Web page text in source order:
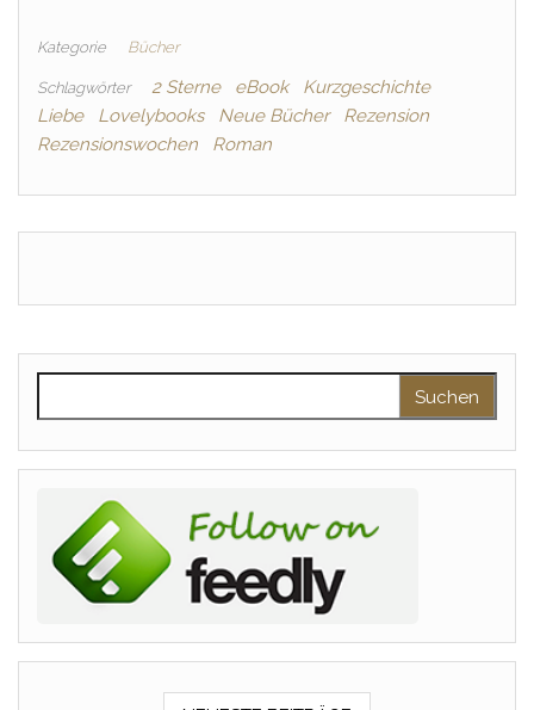
Kategorie Bücher
Schlagwörter 2 Sterne eBook
Kurzgeschichte
Liebe
Lovelybooks Neue Bücher
Rezension
Rezensionswochen
Roman